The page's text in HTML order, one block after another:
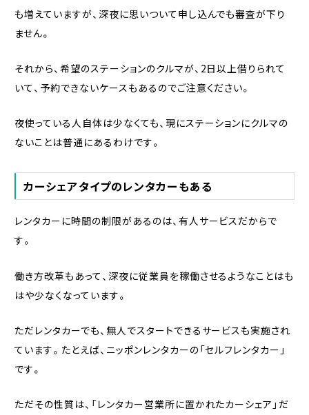
も増えていますが、深夜に思いついて申し込んでも審査が下り
ません。
それから、希望のステーションのクルマが、2日以上借りられて
いて、予約できないケースもあるのでご注意ください。
夜使っている人自体は少なくても、現にステーションにクルマの
ないことは普通にあるわけです。
カーシェアタイプのレンタカーもある
レンタカーに時間の制限があるのは、有人サービスだからで
す。
働き方改革もあって、深夜に従業員を稼働させるようなことはも
はや少なくなっています。
ただレンタカーでも、無人でスタートできるサービスも実施され
ています。たとえば、ニッポンレンタカーの「セルフレンタカー」
です。
ただその性質は、「レンタカー営業所に置かれたカーシェア」だ